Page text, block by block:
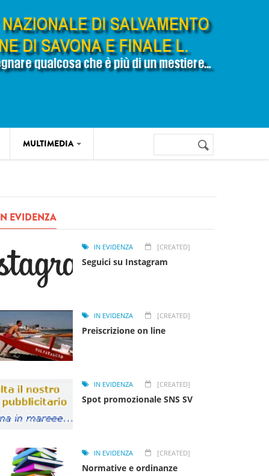
MULTIMEDIA Form di
EVIDENZA
IN EVIDENZA [CREATED]
Seguici su Instagram
IN EVIDENZA [CREATED]
Preiscrizione on line
IN EVIDENZA [CREATED]
Spot promozionale SNS SV
IN EVIDENZA [CREATED]
Normative e ordinanze